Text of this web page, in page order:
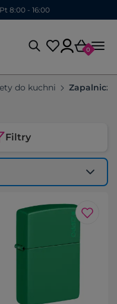
8:00 - 16:00
0
do kuchni
Filtry